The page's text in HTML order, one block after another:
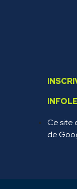
Ce site
de